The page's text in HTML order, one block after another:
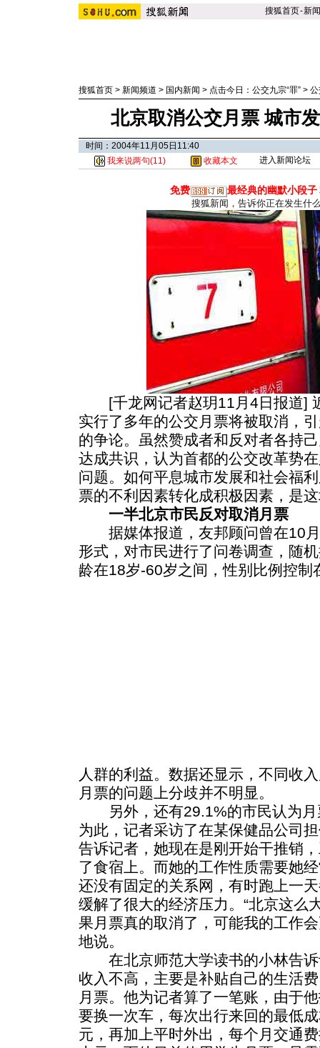
搜狐首页-新闻
搜狐首页 > 新闻频道 > 国内新闻 > 点击今日：公交九宗“罪” >
北京取消公交月票 城市
时间：2004年11月05日11:40
我来说两句(11) 收藏本文 进入新闻论坛
免费 最经典的幽默小段子
搜狐新闻，告诉你正在发生什
[千龙网记者赵玥11月4日报道]
实行了多年的公交月票将被取消，
的争论。虽然赞成者和反对者各持
达成共识，认为首都的公交改革势
问题。如何平息城市发展和社会福
票的不利因素转化成积极因素，是
一半北京市民反对取消月票
据媒体报道，友邦顾问曾在10
形式，对市民进行了问卷调查，随
龄在18岁-60岁之间，性别比例控制
人群的利益。数据还显示，不同收
月票的问题上分歧并不明显。
另外，还有29.1%的市民认为月
为此，记者采访了在某保健品公司
告诉记者，她现在是刚开始干推销
了食宿上。而她的工作性质需要她
还没有固定的关系网，有时跑上一
缓解了很大的经济压力。“北京这么
果月票真的取消了，可能我的工作
地说。
在北京师范大学读书的小林告诉
收入不高，主要是补贴自己的生活
月票。他为记者算了一笔账，由于
要换一次车，每次出行来回的最低
元，再加上平时外出，每个月交通